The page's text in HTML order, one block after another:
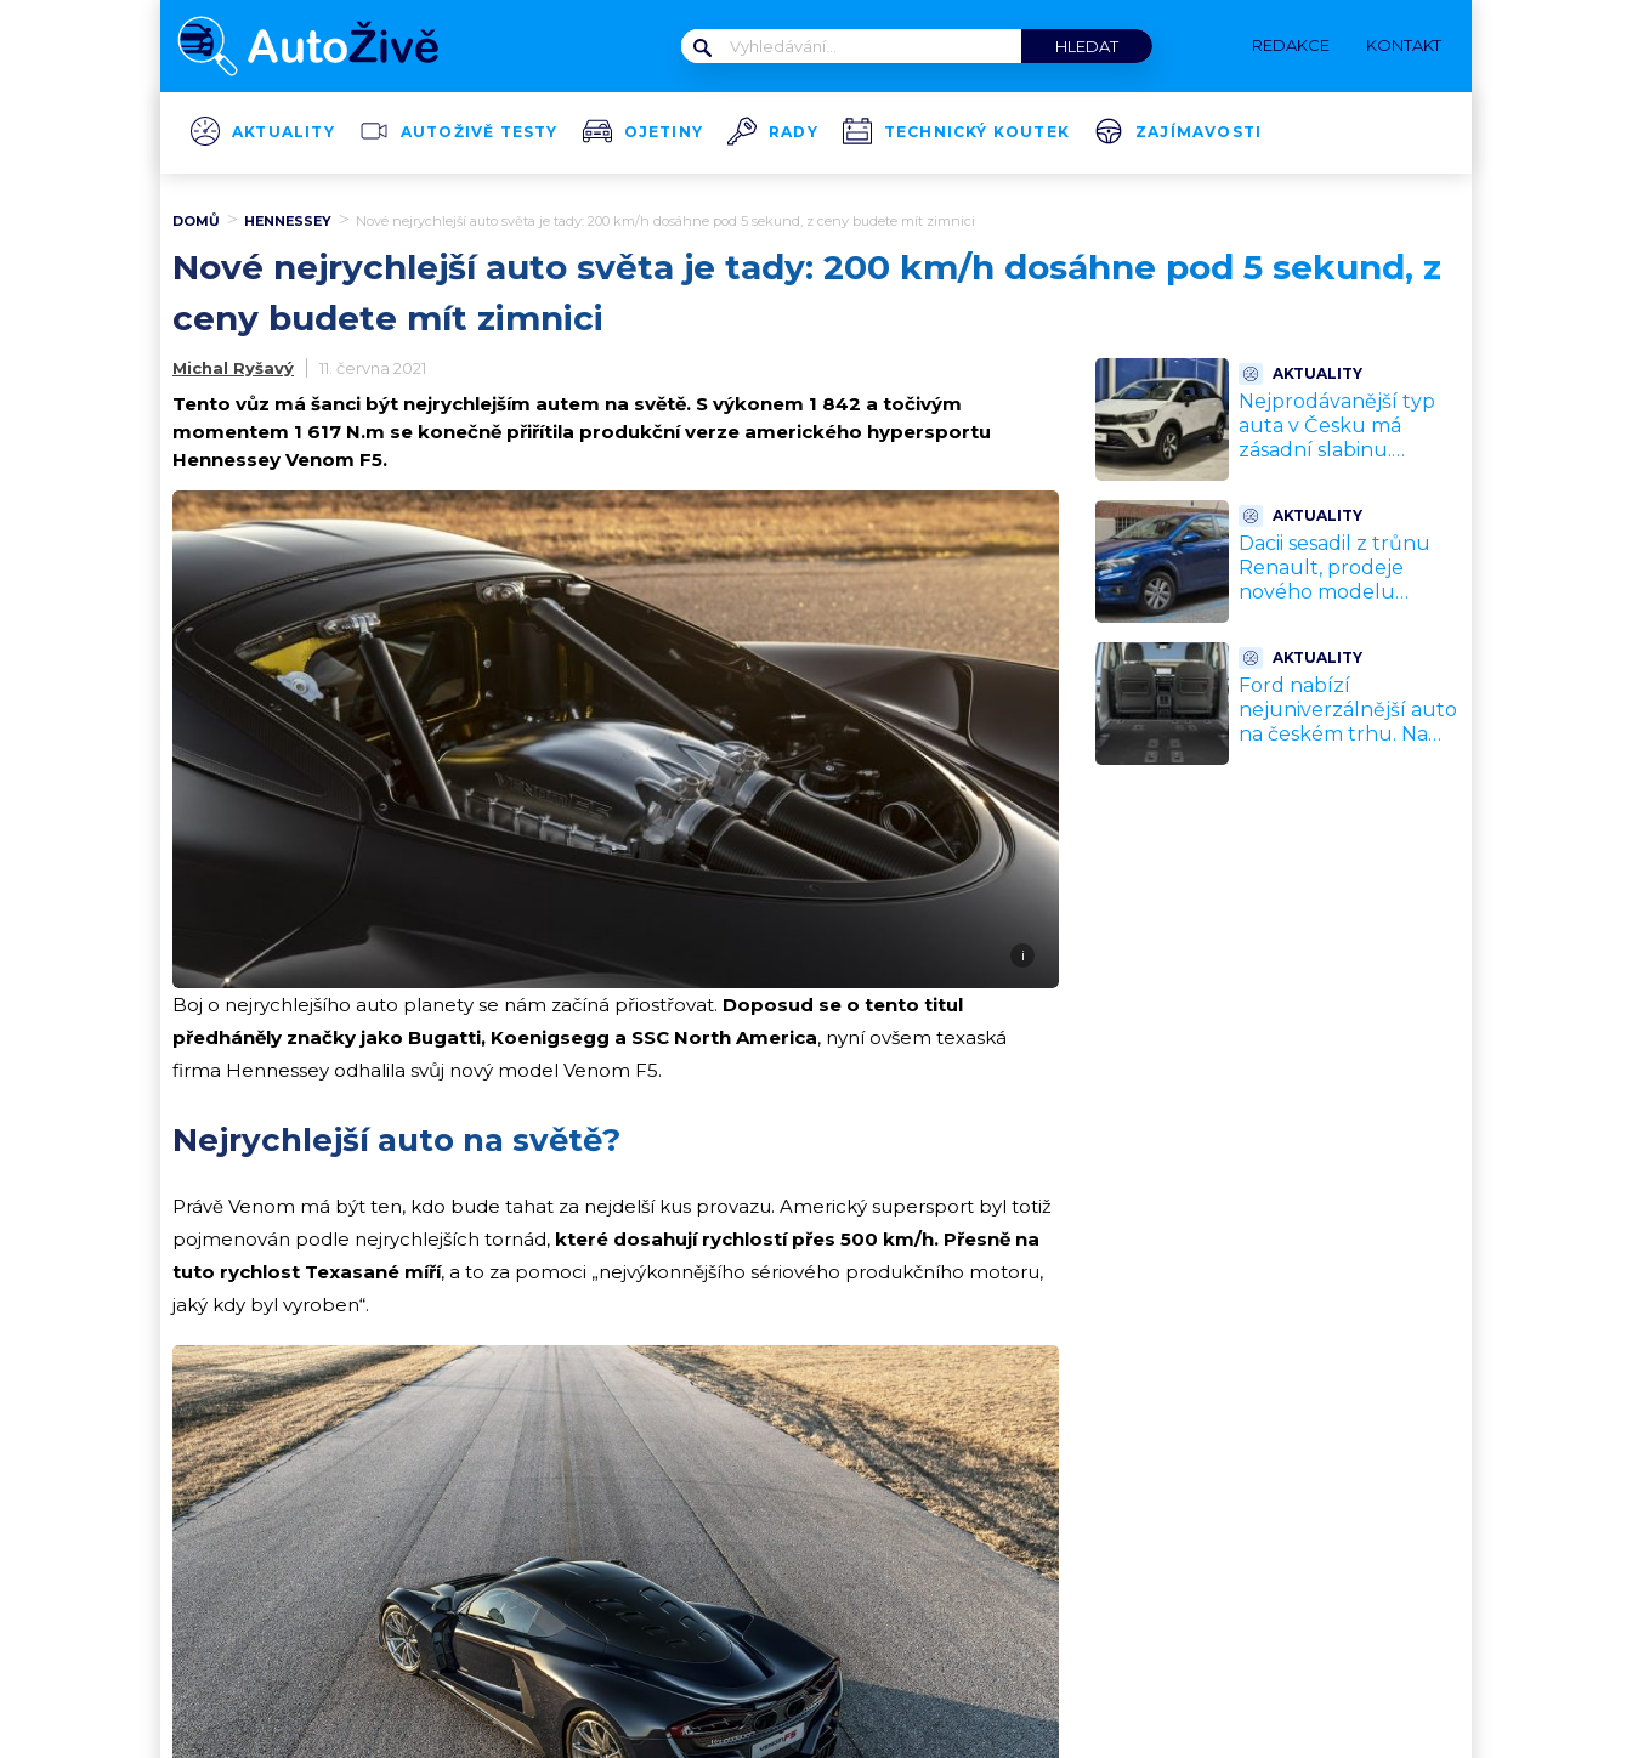
REDAKCE KONTAKT
AKTUALITY AUTOŽIVĚ TESTY OJETINY RADY TECHNICKÝ KOUTEK ZAJÍMAVOSTI
DOMŮ HENNESSEY Nové nejrychlejší auto světa je tady: 200 km/h dosáhne pod 5 sekund, z ceny budete mít zimnici
Nové nejrychlejší auto světa je tady: 200 km/h dosáhne pod 5 sekund, z
ceny budete mít zimnici
Michal Ryšavý 11. června 2021
Tento vůz má šanci být nejrychlejším autem na světě. S výkonem 1 842 a točivým
momentem 1 617 N.m se konečně přiřítila produkční verze amerického hypersportu
Hennessey Venom F5.
i
Boj o nejrychlejšího auto planety se nám začíná přiostřovat. Doposud se o tento titul
předháněly značky jako Bugatti, Koenigsegg a SSC North America, nyní ovšem texaská
firma Hennessey odhalila svůj nový model Venom F5.
Nejrychlejší auto na světě?
Právě Venom má být ten, kdo bude tahat za nejdelší kus provazu. Americký supersport byl totiž
pojmenován podle nejrychlejších tornád, které dosahují rychlostí přes 500 km/h. Přesně na
tuto rychlost Texasané míří, a to za pomoci „nejvýkonnějšího sériového produkčního motoru,
jaký kdy byl vyroben“.
AKTUALITY
Nejprodávanější typ
auta v Česku má
zásadní slabinu.
být nejsilnější
AKTUALITY
Dacii sesadil z trůnu
Renault, prodeje
nového modelu
jedou svojí pohádku
AKTUALITY
Ford nabízí
nejuniverzálnější auto
na českém trhu. Na